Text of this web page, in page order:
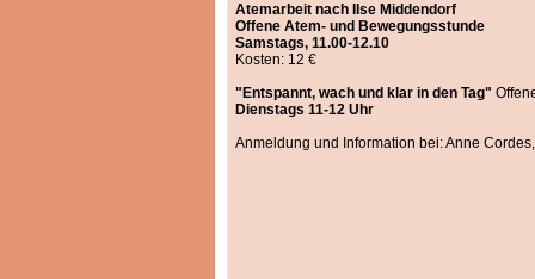
Atemarbeit nach Ilse Middendorf
Offene Atem- und Bewegungsstunde
Samstags, 11.00-12.10
Kosten: 12 €
"Entspannt, wach und klar in den Tag"
Dienstags 11-12 Uhr
Anmeldung und Information bei: Anne